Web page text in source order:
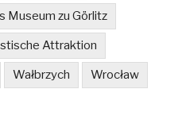
Museum zu Görlitz
Attraktion
Wałbrzych Wrocław